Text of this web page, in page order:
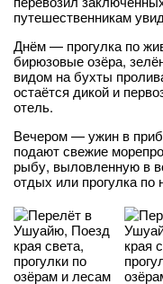
путешественникам
Днём — прогулка по
бирюзовые озёра,
видом на бухты
остаётся дикой и
отель.
Вечером — ужин в
подают свежие
рыбу, выловленную в
отдых или прогулка по